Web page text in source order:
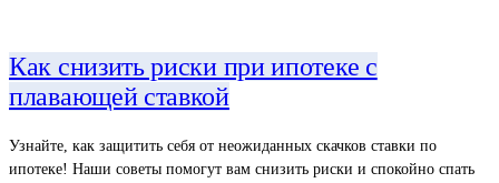
Как снизить риски при ипотеке с
плавающей ставкой
Узнайте, как защитить себя от неожиданных скачков ставки по
ипотеке! Наши советы помогут вам снизить риски и спокойно спать